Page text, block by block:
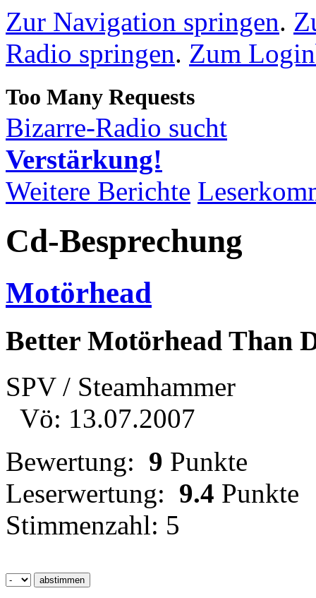
Zur Navigation springen.
Radio springen. Zum
Bizarre-Radio sucht
Verstärkung!
Weitere Berichte
Cd-Besprechung
Motörhead
Better Motörhead Than
SPV / Steamhammer
Vö: 13.07.2007
Bewertung: 9 Punkte
Leserwertung: 9.4 Punkte
Stimmenzahl: 5